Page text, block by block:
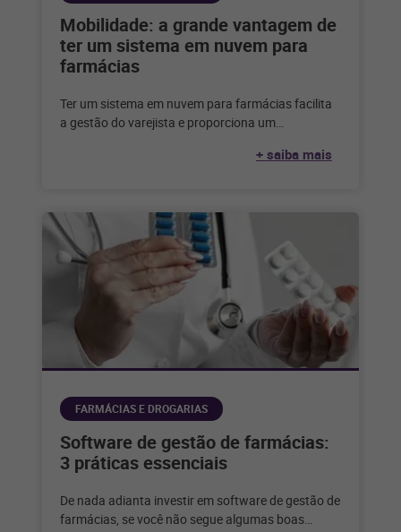
Mobilidade: a grande vantagem de
ter um sistema em nuvem para
farmácias
Ter um sistema em nuvem para farmácias facilita
a gestão do varejista e proporciona um
+ saiba mais
FARMÁCIAS E DROGARIAS
Software de gestão de farmácias:
3 práticas essenciais
De nada adianta investir em software de gestão de
farmácias, se você não segue algumas boas